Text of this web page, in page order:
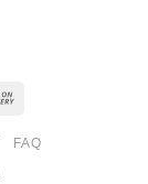
FAQ